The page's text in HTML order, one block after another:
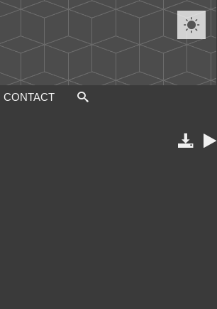

CONTACT
 